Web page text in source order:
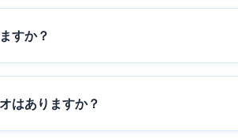
すか？
はありますか？